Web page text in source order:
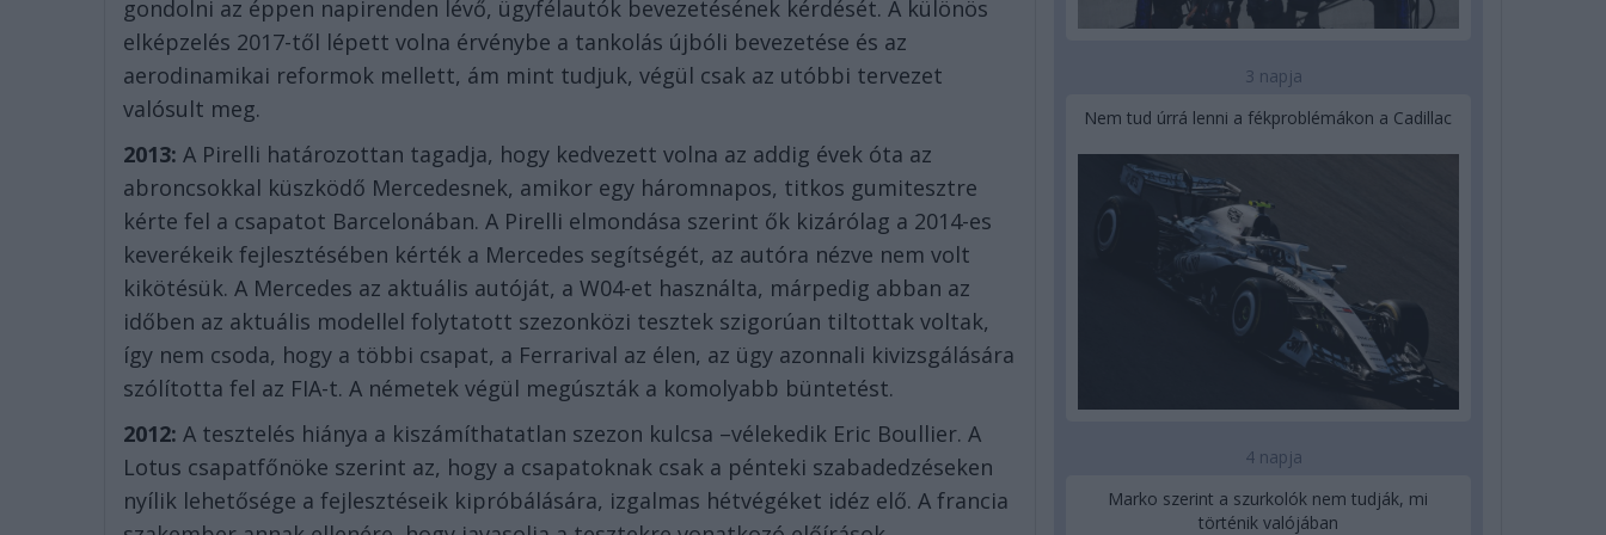
gondolni az éppen napirenden lévő, ügyfélautók bevezetésének kérdését. A különös
elképzelés 2017-től lépett volna érvénybe a tankolás újbóli bevezetése és az
aerodinamikai reformok mellett, ám mint tudjuk, végül csak az utóbbi tervezet
valósult meg.
2013: A Pirelli határozottan tagadja, hogy kedvezett volna az addig évek óta az
abroncsokkal küszködő Mercedesnek, amikor egy háromnapos, titkos gumitesztre
kérte fel a csapatot Barcelonában. A Pirelli elmondása szerint ők kizárólag a 2014-es
keverékeik fejlesztésében kérték a Mercedes segítségét, az autóra nézve nem volt
kikötésük. A Mercedes az aktuális autóját, a W04-et használta, márpedig abban az
időben az aktuális modellel folytatott szezonközi tesztek szigorúan tiltottak voltak,
így nem csoda, hogy a többi csapat, a Ferrarival az élen, az ügy azonnali kivizsgálására
szólította fel az FIA-t. A németek végül megúszták a komolyabb büntetést.
2012: A tesztelés hiánya a kiszámíthatatlan szezon kulcsa –vélekedik Eric Boullier. A
Lotus csapatfőnöke szerint az, hogy a csapatoknak csak a pénteki szabadedzéseken
nyílik lehetősége a fejlesztéseik kipróbálására, izgalmas hétvégéket idéz elő. A francia
3 napja
Nem tud úrrá lenni a fékproblémákon a Cadillac
4 napja
Marko szerint a szurkolók nem tudják, mi
történik valójában